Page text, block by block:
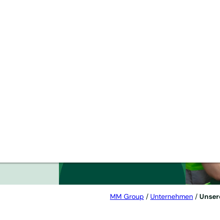
MM Group / Unternehmen /